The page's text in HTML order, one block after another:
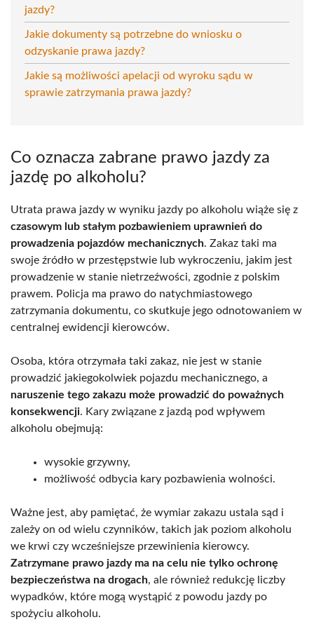
jazdy?
Jakie dokumenty są potrzebne do wniosku o
odzyskanie prawa jazdy?
Jakie są możliwości apelacji od wyroku sądu w
sprawie zatrzymania prawa jazdy?
Co oznacza zabrane prawo jazdy za
jazdę po alkoholu?
Utrata prawa jazdy w wyniku jazdy po alkoholu wiąże się z
czasowym lub stałym pozbawieniem uprawnień do
prowadzenia pojazdów mechanicznych. Zakaz taki ma
swoje źródło w przestępstwie lub wykroczeniu, jakim jest
prowadzenie w stanie nietrzeźwości, zgodnie z polskim
prawem. Policja ma prawo do natychmiastowego
zatrzymania dokumentu, co skutkuje jego odnotowaniem w
centralnej ewidencji kierowców.
Osoba, która otrzymała taki zakaz, nie jest w stanie
prowadzić jakiegokolwiek pojazdu mechanicznego, a
naruszenie tego zakazu może prowadzić do poważnych
konsekwencji. Kary związane z jazdą pod wpływem
alkoholu obejmują:
wysokie grzywny,
możliwość odbycia kary pozbawienia wolności.
Ważne jest, aby pamiętać, że wymiar zakazu ustala sąd i
zależy on od wielu czynników, takich jak poziom alkoholu
we krwi czy wcześniejsze przewinienia kierowcy.
Zatrzymane prawo jazdy ma na celu nie tylko ochronę
bezpieczeństwa na drogach, ale również redukcję liczby
wypadków, które mogą wystąpić z powodu jazdy po
spożyciu alkoholu.